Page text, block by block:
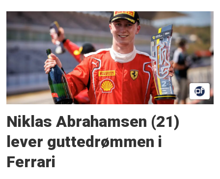
Niklas Abrahamsen (21)
lever guttedrømmen i
Ferrari